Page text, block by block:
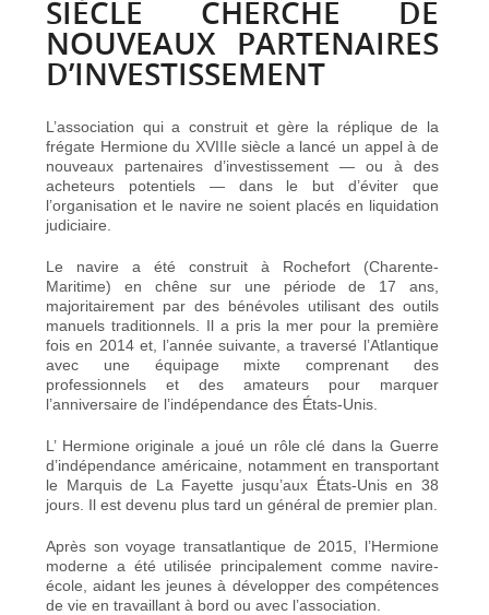
SIÈCLE CHERCHE DE
NOUVEAUX PARTENAIRES
D’INVESTISSEMENT
L’association qui a construit et gère la réplique de la
frégate Hermione du XVIIIe siècle a lancé un appel à de
nouveaux partenaires d’investissement — ou à des
acheteurs potentiels — dans le but d’éviter que
l’organisation et le navire ne soient placés en liquidation
judiciaire.
Le navire a été construit à Rochefort (Charente-
Maritime) en chêne sur une période de 17 ans,
majoritairement par des bénévoles utilisant des outils
manuels traditionnels. Il a pris la mer pour la première
fois en 2014 et, l’année suivante, a traversé l’Atlantique
avec une équipage mixte comprenant des
professionnels et des amateurs pour marquer
l’anniversaire de l’indépendance des États‑Unis.
L’ Hermione originale a joué un rôle clé dans la Guerre
d’indépendance américaine, notamment en transportant
le Marquis de La Fayette jusqu’aux États‑Unis en 38
jours. Il est devenu plus tard un général de premier plan.
Après son voyage transatlantique de 2015, l’Hermione
moderne a été utilisée principalement comme navire-
école, aidant les jeunes à développer des compétences
de vie en travaillant à bord ou avec l’association.